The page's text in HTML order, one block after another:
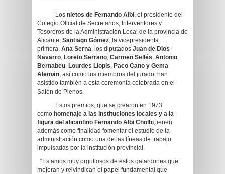
Los nietos de Fernando Albi, el presidente del
Colegio Oficial de Secretarios, Interventores y
Tesoreros de la Administración Local de la provincia de
Alicante, Santiago Gómez, la vicepresidenta
primera, Ana Serna, los diputados Juan de Dios
Navarro, Loreto Serrano, Carmen Sellés, Antonio
Bernabeu, Lourdes Llopis, Paco Cano y Gema
Alemán, así como los miembros del jurado, han
asistido también a esta ceremonia celebrada en el
Salón de Plenos.
Estos premios, que se crearon en 1973
como homenaje a las instituciones locales y a la
figura del alicantino Fernando Albi Cholbi,tienen
además como finalidad fomentar el estudio de la
administración como una de las líneas de trabajo
impulsadas por la institución provincial.
“Estamos muy orgullosos de estos galardones que
mejoran y reivindican el papel fundamental que